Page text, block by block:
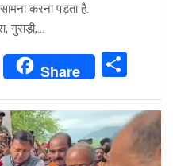
करना पड़ता है.
गुराड़ी,…
X Share
ar
e